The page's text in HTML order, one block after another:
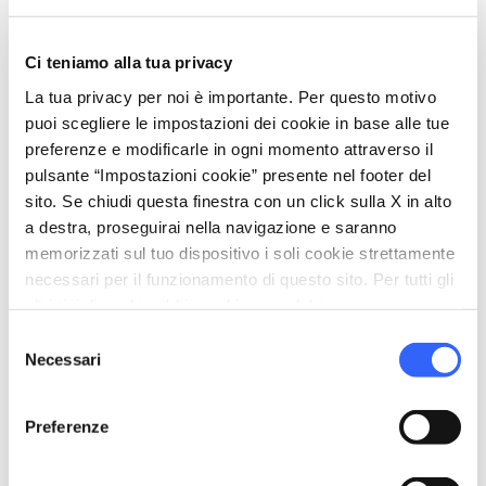
Ci teniamo alla tua privacy
La tua privacy per noi è importante. Per questo motivo
puoi scegliere le impostazioni dei cookie in base alle tue
preferenze e modificarle in ogni momento attraverso il
pulsante “Impostazioni cookie” presente nel footer del
sito. Se chiudi questa finestra con un click sulla X in alto
a destra, proseguirai nella navigazione e saranno
memorizzati sul tuo dispositivo i soli cookie strettamente
necessari per il funzionamento di questo sito. Per tutti gli
delNecessari
Preferenze
directions
Informazioni
home
Villa Medici a Fiesole
Via Frà Giovanni da Fiesole Detto
l'Angelico, 24, 50014 Fiesole FI, Italia
https://villegiardinimedicei.it/villa-medi